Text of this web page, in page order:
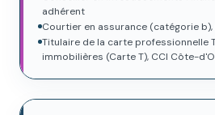
adhérent
Courtier en assurance (catégorie
Titulaire de la carte professionnelle
immobilières (Carte T), CCI Côte-